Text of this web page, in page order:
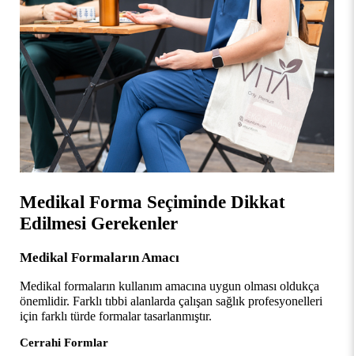
Medikal Forma Seçiminde Dikkat
Edilmesi Gerekenler
Medikal Formaların Amacı
Medikal formaların kullanım amacına uygun olması oldukça
önemlidir. Farklı tıbbi alanlarda çalışan sağlık profesyonelleri
için farklı türde formalar tasarlanmıştır.
Cerrahi Formlar